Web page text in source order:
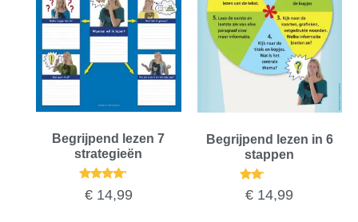
Begrijpend lezen 7
strategieën
Gewaardeerd
4.00
€14,99
Begrijpend lezen in 6
stappen
Gewaardeerd
2.00
€ 14,99